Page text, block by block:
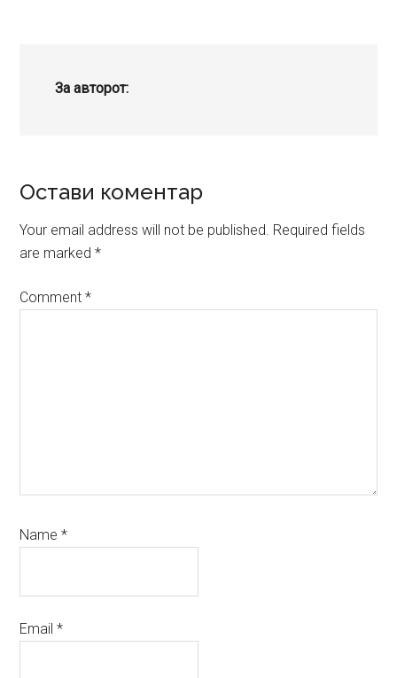
За авторот:
Reader
Interactions
Остави коментар
Your email address will not be published. Required fields
are marked*
Comment*
Name*
Email*